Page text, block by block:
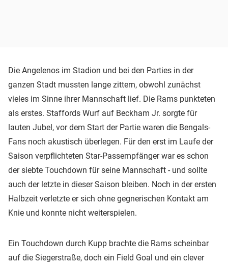
Die Angelenos im Stadion und bei den Parties in der
ganzen Stadt mussten lange zittern, obwohl zunächst
vieles im Sinne ihrer Mannschaft lief. Die Rams punkteten
als erstes. Staffords Wurf auf Beckham Jr. sorgte für
lauten Jubel, vor dem Start der Partie waren die Bengals-
Fans noch akustisch überlegen. Für den erst im Laufe der
Saison verpflichteten Star-Passempfänger war es schon
der siebte Touchdown für seine Mannschaft - und sollte
auch der letzte in dieser Saison bleiben. Noch in der ersten
Halbzeit verletzte er sich ohne gegnerischen Kontakt am
Knie und konnte nicht weiterspielen.
Ein Touchdown durch Kupp brachte die Rams scheinbar
auf die Siegerstraße, doch ein Field Goal und ein clever